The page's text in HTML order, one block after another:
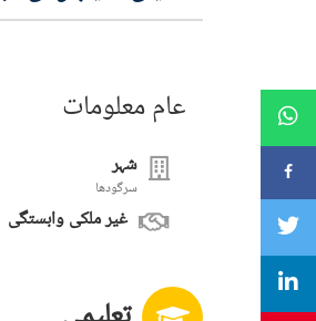
عام معلومات
شہر
سرگودھا
غیر ملکی وابستگی